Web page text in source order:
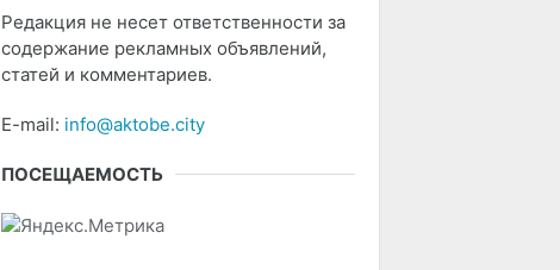
Редакция не несет ответственности за
содержание рекламных объявлений,
статей и комментариев.
E-mail: info@aktobe.city
ПОСЕЩАЕМОСТЬ